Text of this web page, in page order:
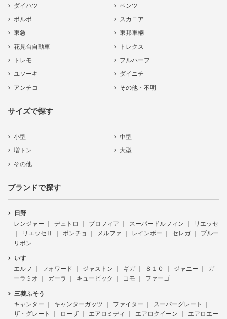
ダイハツ
ベンツ
ボルボ
スカニア
東急
東邦車輛
花見台自動車
トレクス
トレモ
フルハーフ
ユソーキ
ダイニチ
アンチコ
その他・不明
サイズで探す
小型
中型
増トン
大型
その他
ブランドで探す
日野
レンジャー
デュトロ プロフィア スーパードルフィン
リエッセ
リエッセⅡ
ポンチョ メルファ レインボー セレガ
ブルー
リボン
いすゞ
エルフ
フォワード ジャストン ギガ ８１０ ジャニー
ガ
ーラミオ
ガーラ キュービック コモ ファーゴ
三菱ふそう
キャンター
キャンターガッツ ファイター
スーパーグレート
ザ・グレート
ローザ エアロミディ エアロクイーン
エアロエー